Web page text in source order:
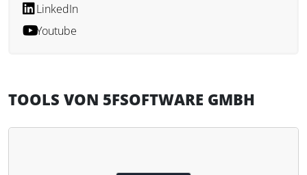
LinkedIn
Youtube
TOOLS VON 5FSOFTWARE GMBH